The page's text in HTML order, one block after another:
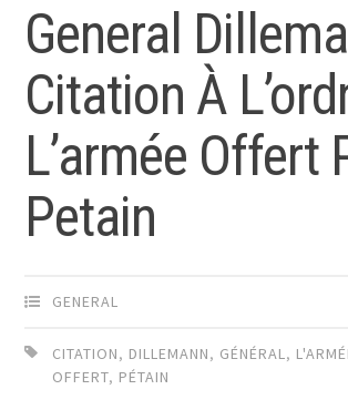
General
Citation À
L’armée Offert
Petain
GENERAL
CITATION, DILLEMANN, GÉNÉRAL,
OFFERT, PÉTAIN